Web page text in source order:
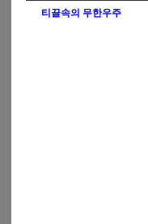
티끌속의 무한우주